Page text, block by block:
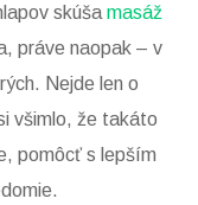
skúša masáž
práve naopak – v
Nejde len o
všimlo, že takáto
pomôcť s lepším